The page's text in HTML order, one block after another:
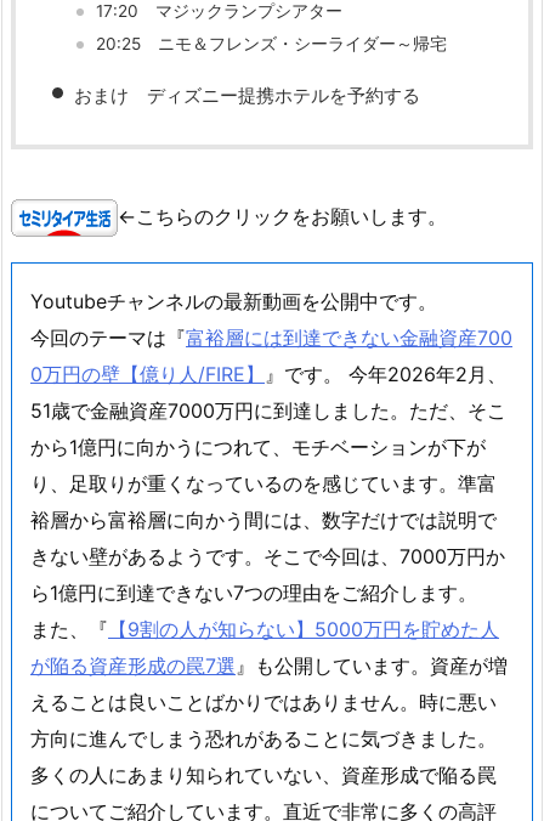
17:20 マジックランプシアター
20:25 ニモ＆フレンズ・シーライダー～帰宅
おまけ ディズニー提携ホテルを予約する
←こちらのクリックをお願いします。
Youtubeチャンネルの最新動画を公開中です。
今回のテーマは『富裕層には到達できない金融資産700
0万円の壁【億り人/FIRE】
』です。 今年2026年2月、
51歳で金融資産7000万円に到達しました。ただ、そこ
から1億円に向かうにつれて、モチベーションが下が
り、足取りが重くなっているのを感じています。準富
裕層から富裕層に向かう間には、数字だけでは説明で
きない壁があるようです。そこで今回は、7000万円か
ら1億円に到達できない7つの理由をご紹介します。
また、『 【9割の人が知らない】5000万円を貯めた人
が陥る資産形成の罠7選 』も公開しています。資産が増
えることは良いことばかりではありません。時に悪い
方向に進んでしまう恐れがあることに気づきました。
多くの人にあまり知られていない、資産形成で陥る罠
についてご紹介しています。直近で非常に多くの高評